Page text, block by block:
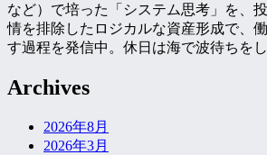
など）で培った「システム思考」を、
情を排除したロジカルな資産形成で、
す過程を発信中。休日は海で波待ちを
Archives
2026年8月
2026年3月